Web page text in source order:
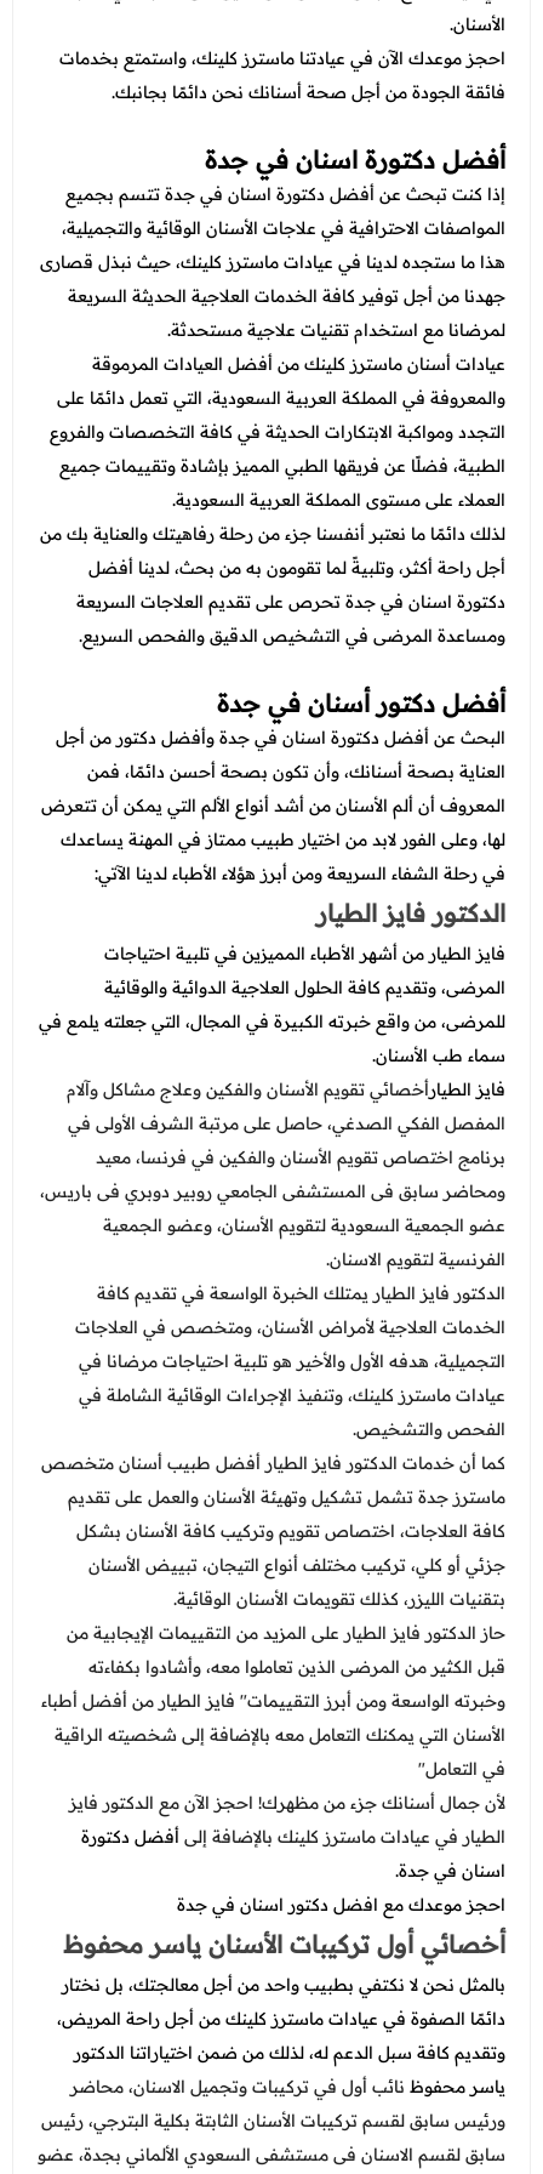
عروض العناية بالشعر
عروض الرجال
عروض جراحات التجميل
عروض قسم الطوارئ
عروض الاشعة
عروض الباطنة
عروض العظام
عروض العلاج الطبيعي
الأسنان.
احجز موعدك الآن في عيادتنا ماسترز كلينك، واستمتع بخدمات
فائقة الجودة من أجل صحة أسنانك نحن دائمًا بجانبك.
أفضل دكتورة اسنان في جدة
إذا كنت تبحث عنأفضل دكتورة اسنان في جدة تتسم بجميع
المواصفات الاحترافية في علاجات الأسنان الوقائية والتجميلية،
هذا ما ستجده لدينا في عيادات ماسترز كلينك، حيث نبذل قصارى
جهدنا من أجل توفير كافة الخدمات العلاجية الحديثة السريعة
لمرضانا مع استخدام تقنيات علاجية مستحدثة.
عيادات أسنانماسترز كلينك من أفضل العيادات المرموقة
والمعروفة في المملكة العربية السعودية، التي تعمل دائمًا على
التجدد ومواكبة الابتكارات الحديثة في كافة التخصصات والفروع
الطبية، فضلًا عن فريقها الطبي المميز بإشادة وتقييمات جميع
العملاء على مستوى المملكة العربية السعودية.
لذلك دائمًا ما نعتبر أنفسنا جزء من رحلة رفاهيتك والعناية بك من
أجل راحة أكثر، وتلبيةً لما تقومون به من بحث، لدينا أفضل
دكتورة اسنان في جدة تحرص على تقديم العلاجات السريعة
ومساعدة المرضى في التشخيص الدقيق والفحص السريع.
أفضل دكتور أسنان في جدة
البحث عنأفضل دكتورة اسنان في جدة وأفضل دكتور من أجل
العناية بصحة أسنانك، وأن تكون بصحة أحسن دائمًا، فمن
المعروف أن ألم الأسنان من أشد أنواع الألم التي يمكن أن تتعرض
لها، وعلى الفور لابد من اختيار طبيب ممتاز في المهنة يساعدك
في رحلة الشفاء السريعة ومن أبرز هؤلاء الأطباء لدينا الآتي:
الدكتور فايز الطيار
فايز الطيار من أشهر الأطباء المميزين في تلبية احتياجات
المرضى، وتقديم كافة الحلول العلاجية الدوائية والوقائية
للمرضى، من واقع خبرته الكبيرة في المجال، التي جعلته يلمع في
سماء طب الأسنان.
فايز الطيارأخصائي تقويم الأسنان والفكين وعلاج مشاكل وآلام
المفصل الفكي الصدغي، حاصل على مرتبة الشرف الأولى في
برنامج اختصاص تقويم الأسنان والفكين في فرنسا، معيد
ومحاضر سابق فى المستشفى الجامعي روبير دوبري فى باريس،
عضو الجمعية السعودية لتقويم الأسنان، وعضو الجمعية
الفرنسية لتقويم الاسنان.
الدكتور فايز الطيار يمتلك الخبرة الواسعة في تقديم كافة
الخدمات العلاجية لأمراض الأسنان، ومتخصص في العلاجات
التجميلية، هدفه الأول والأخير هو تلبية احتياجات مرضانا في
عيادات ماسترز كلينك، وتنفيذ الإجراءات الوقائية الشاملة في
الفحص والتشخيص.
كما أن خدمات الدكتور فايز الطيار أفضل طبيب أسنان متخصص
ماسترز جدة تشمل تشكيل وتهيئة الأسنان والعمل على تقديم
كافة العلاجات، اختصاص تقويم وتركيب كافة الأسنان بشكل
جزئي أو كلي، تركيب مختلف أنواع التيجان، تبييض الأسنان
بتقنيات الليزر، كذلك تقويمات الأسنان الوقائية.
حاز الدكتور فايز الطيار على المزيد من التقييمات الإيجابية من
قبل الكثير من المرضى الذين تعاملوا معه، وأشادوا بكفاءته
وخبرته الواسعة ومن أبرز التقييمات" فايز الطيار من أفضل أطباء
الأسنان التي يمكنك التعامل معه بالإضافة إلى شخصيته الراقية
في التعامل"
لأن جمال أسنانك جزء من مظهرك! احجز الآن مع الدكتور فايز
الطيار في عيادات ماسترز كلينك بالإضافة إلىأفضل دكتورة
اسنان في جدة.
احجز موعدك معافضل دكتور اسنان في جدة
أخصائي أول تركيبات الأسنان ياسر محفوظ
بالمثل نحن لا نكتفي بطبيب واحد من أجل معالجتك، بل نختار
دائمًا الصفوة في عيادات ماسترز كلينك من أجل راحة المريض،
وتقديم كافة سبل الدعم له، لذلك من ضمن اختياراتنا الدكتور
ياسر محفوظنائب أول في تركيبات وتجميل الاسنان، محاضر
ورئيس سابق لقسم تركيبات الأسنان الثابتة بكلية البترجي، رئيس
سابق لقسم الاسنان فى مستشفى السعودي الألماني بجدة، عضو